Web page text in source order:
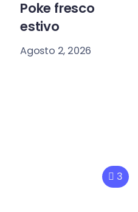
Poke fresco
estivo
Agosto 2, 2026
3